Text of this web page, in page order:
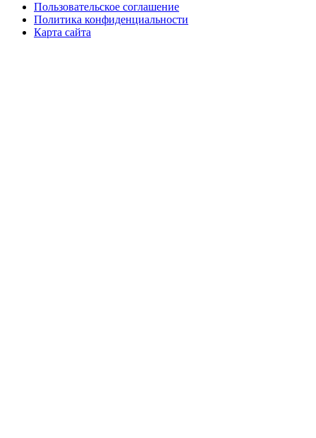
Пользовательское соглашение
Политика конфиденциальности
Карта сайта